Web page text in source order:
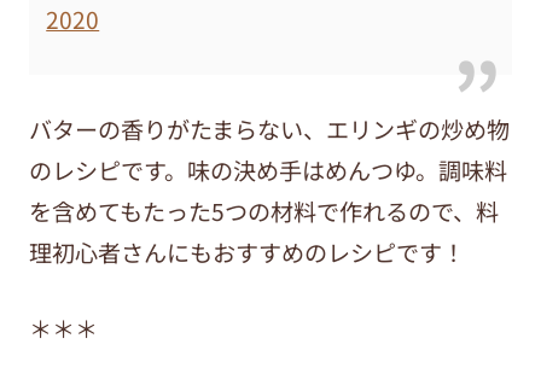
2020
バターの香りがたまらない、エリンギの炒め物
のレシピです。味の決め手はめんつゆ。調味料
を含めてもたった5つの材料で作れるので、料
理初心者さんにもおすすめのレシピです！
＊＊＊